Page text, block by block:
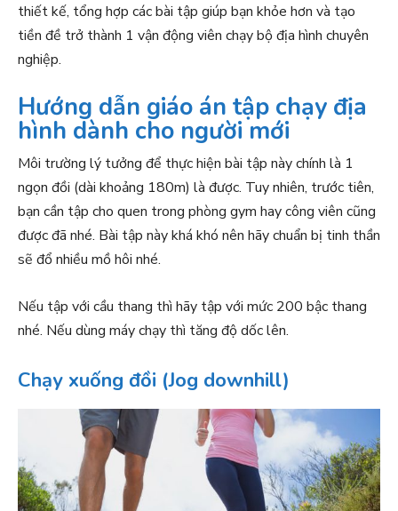
thiết kế, tổng hợp các bài tập giúp bạn khỏe hơn và tạo
tiền đề trở thành 1 vận động viên chạy bộ địa hình chuyên
nghiệp.
Hướng dẫn giáo án tập chạy địa
hình dành cho người mới
Môi trường lý tưởng để thực hiện bài tập này chính là 1
ngọn đồi (dài khoảng 180m) là được. Tuy nhiên, trước tiên,
bạn cần tập cho quen trong phòng gym hay công viên cũng
được đã nhé. Bài tập này khá khó nên hãy chuẩn bị tinh thần
sẽ đổ nhiều mồ hôi nhé.
Nếu tập với cầu thang thì hãy tập với mức 200 bậc thang
nhé. Nếu dùng máy chạy thì tăng độ dốc lên.
Chạy xuống đồi (Jog downhill)